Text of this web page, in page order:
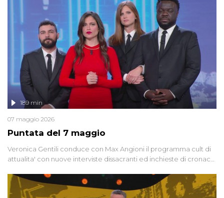
globali e del complottismo che negli ultimi anni hanno invaso
social network, talk show, piazze digitali e immaginario collettivo.
Puntata del 7 maggio
189 min
07 maggio 2026
Veronica Gentili conduce con Max Angioni il programma cult di
attualita' con nuove interviste dissacranti ed inchieste di cronaca